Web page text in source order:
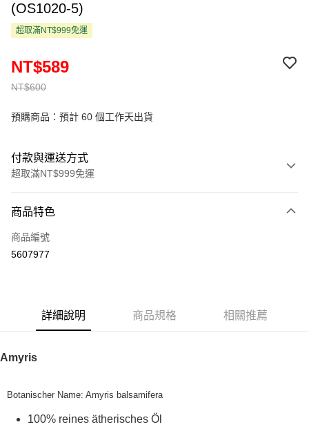
(OS1020-5)
超取滿NT$999免運
NT$600
NT$589
預購商品：預計 60 個工作天出貨
付款與運送方式
超取滿NT$999免運
信用卡一次付款
超商取貨付款
街口支付
ATM付款
商品特色
商品編號
5607977
詳細說明 商品規格 相關推薦
Amyris
Botanischer Name: Amyris balsamifera
100% reines ätherisches Öl